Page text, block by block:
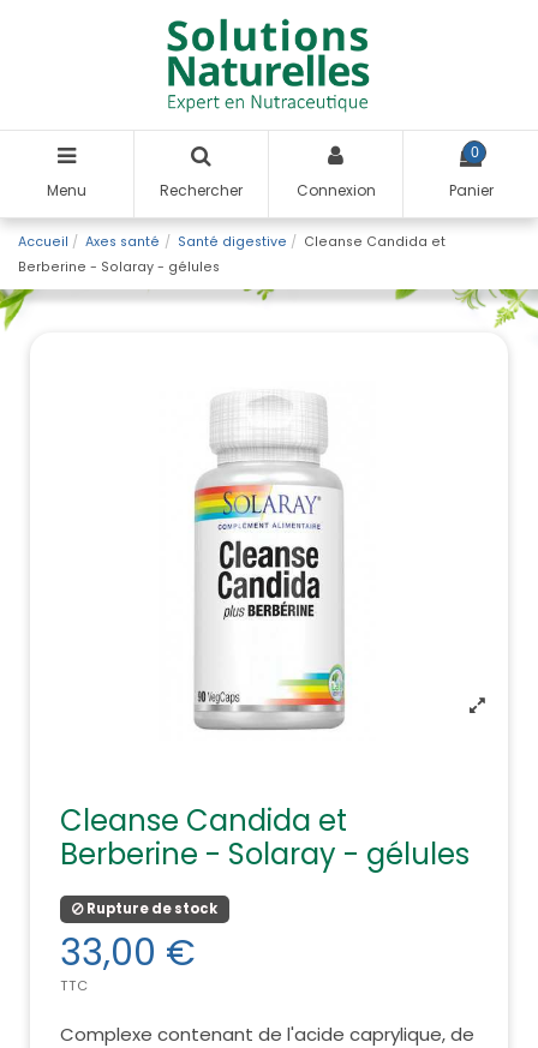
Menu Rechercher Connexion
0
Panier
Accueil Axes santé Santé digestive
Cleanse Candida et
Berberine - Solaray - gélules
Cleanse Candida et
Berberine - Solaray - gélules
Rupture de stock
33,00 €
TTC
Complexe contenant de l'acide caprylique, de